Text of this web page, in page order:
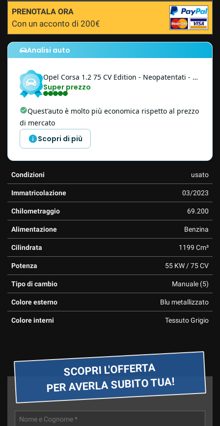
PRENOTALA ORA
Con un acconto di 200€
Analisi auto
Opel Corsa 1.2 75 CV Edition - Neopatentati - PROMO
Super prezzo
Quest'auto è molto più economica rispetto al prezzo
di mercato
Scopri di più
Condizioni usato
Immatricolazione 03/2023
Chilometraggio 69.200
Alimentazione Benzina
Cilindrata 1199 Cm³
Potenza 55 KW / 75 CV
Tipo di cambio Manuale (5)
Colore esterno Blu metallizzato
Colore interni Tessuto Grigio
SCOPRI L'OFFERTA
PER AVERLA SUBITO TUA!
questi
strumenti
di
rimanda
cookie
policy.
Puoi
rivedere
modificare
tue
qualsiasi
momento.
Cookie delle preferenze
Cookie per il miglioramento dell'esperienza utente
Leggi
cookie